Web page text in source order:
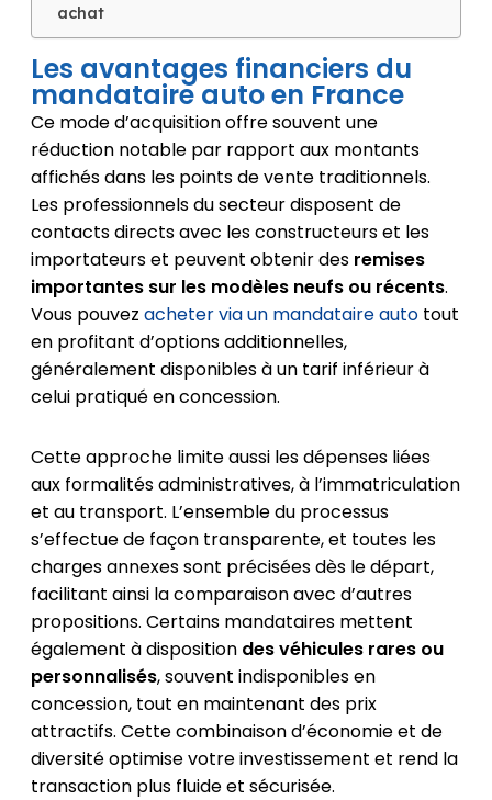
achat
Les avantages financiers du
mandataire auto en France
Ce mode d’acquisition offre souvent une
réduction notable par rapport aux montants
affichés dans les points de vente traditionnels.
Les professionnels du secteur disposent de
contacts directs avec les constructeurs et les
importateurs et peuvent obtenir des remises
importantes sur les modèles neufs ou récents.
Vous pouvez acheter via un mandataire autotout
en profitant d’options additionnelles,
généralement disponibles à un tarif inférieur à
celui pratiqué en concession.
Cette approche limite aussi les dépenses liées
aux formalités administratives, à l’immatriculation
et au transport. L’ensemble du processus
s’effectue de façon transparente, et toutes les
charges annexes sont précisées dès le départ,
facilitant ainsi la comparaison avec d’autres
propositions. Certains mandataires mettent
également à disposition des véhicules rares ou
personnalisés, souvent indisponibles en
concession, tout en maintenant des prix
attractifs. Cette combinaison d’économie et de
diversité optimise votre investissement et rend la
transaction plus fluide et sécurisée.